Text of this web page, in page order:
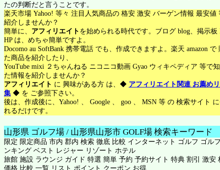
たの判断だと言うことです。
楽天市場 Yahoo! 等々 注目人気商品の 格安 激安 バーゲン情報 最安値
紹介しませんか？
簡単に、 アフィリエイト を始められる時代です。ブログ blog、掲示板
HP は、めちゃ簡単ですよ。
Docomo au SoftBank 携帯電話 でも、作成できますよ。楽天 amazon で
た商品を紹介したり、
YouTube mixi ２ちゃんねる ニコニコ動画 Gyao ウィキペディア 等で
た情報を紹介しませんか？
アフィリエイト に 興味がある方 は、◆ アフィリエイト関連 お薦め
集 ◆ を ご参照下さい。
後は、作成後に、Yahoo! 、 Google 、 goo 、 MSN 等 の 検索サイト
れるだけです。
山形県 ゴルフ場 / 山形県山形市 GOLF場 検索キーワード
限定 限定商品 市内 郡内 検索 徹底 比較 インターネット ゴルフ ゴル
ンキング ベスト レジャー リゾート ホテル
旅館 施設 ラウンジ ガイド 特選 簡単 予約 予約サイト 特典 割引 激安
価格 比較 一覧 リスト ポイント クーポン お得